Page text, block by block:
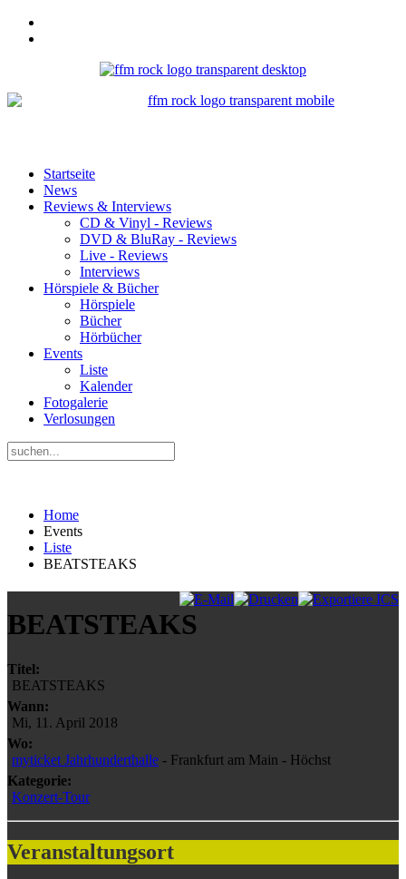
Startseite
News
Reviews & Interviews
CD & Vinyl - Reviews
DVD & BluRay - Reviews
Live - Reviews
Interviews
Hörspiele & Bücher
Hörspiele
Bücher
Hörbücher
Events
Liste
Kalender
Fotogalerie
Verlosungen
Home
Events
Liste
BEATSTEAKS
BEATSTEAKS
Titel:
BEATSTEAKS
Wann:
Mi, 11. April 2018
Wo:
myticket Jahrhunderthalle - Frankfurt am Main - Höchst
Kategorie:
Konzert-Tour
Veranstaltungsort